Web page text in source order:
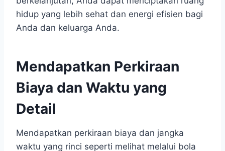
hidup yang lebih sehat dan energi efisien bagi
Anda dan keluarga Anda.
Mendapatkan Perkiraan
Biaya dan Waktu yang
Detail
Mendapatkan perkiraan biaya dan jangka
waktu yang rinci seperti melihat melalui bola